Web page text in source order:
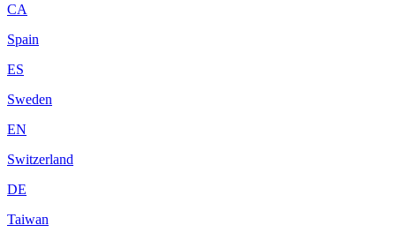
CA
Spain
ES
Sweden
EN
Switzerland
DE
Taiwan